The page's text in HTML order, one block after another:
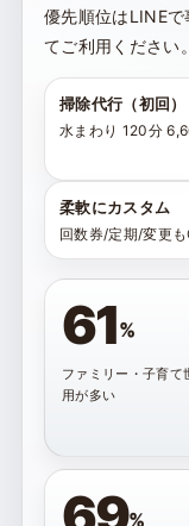
優先順位はLINE
てご利用ください。
掃除代行（初回）
水まわり 120分
柔軟にカスタム
回数券/定期/変更
61%
ファミリー・子育て
用が多い
%